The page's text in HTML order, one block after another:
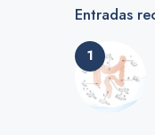
Entradas